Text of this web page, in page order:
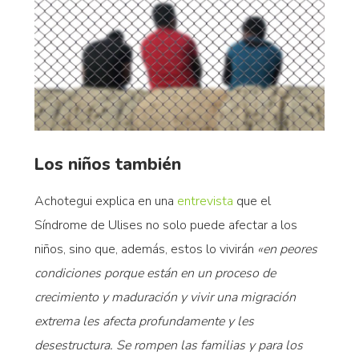
Los niños también
Achotegui explica en una entrevista que el
Síndrome de Ulises no solo puede afectar a los
niños, sino que, además, estos lo vivirán «en peores
condiciones porque están en un proceso de
crecimiento y maduración y vivir una migración
extrema les afecta profundamente y les
desestructura. Se rompen las familias y para los